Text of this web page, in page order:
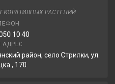
РАСТЕНИЙ
10 40
АДРЕС
район, село Стрилки, ул.
, 170